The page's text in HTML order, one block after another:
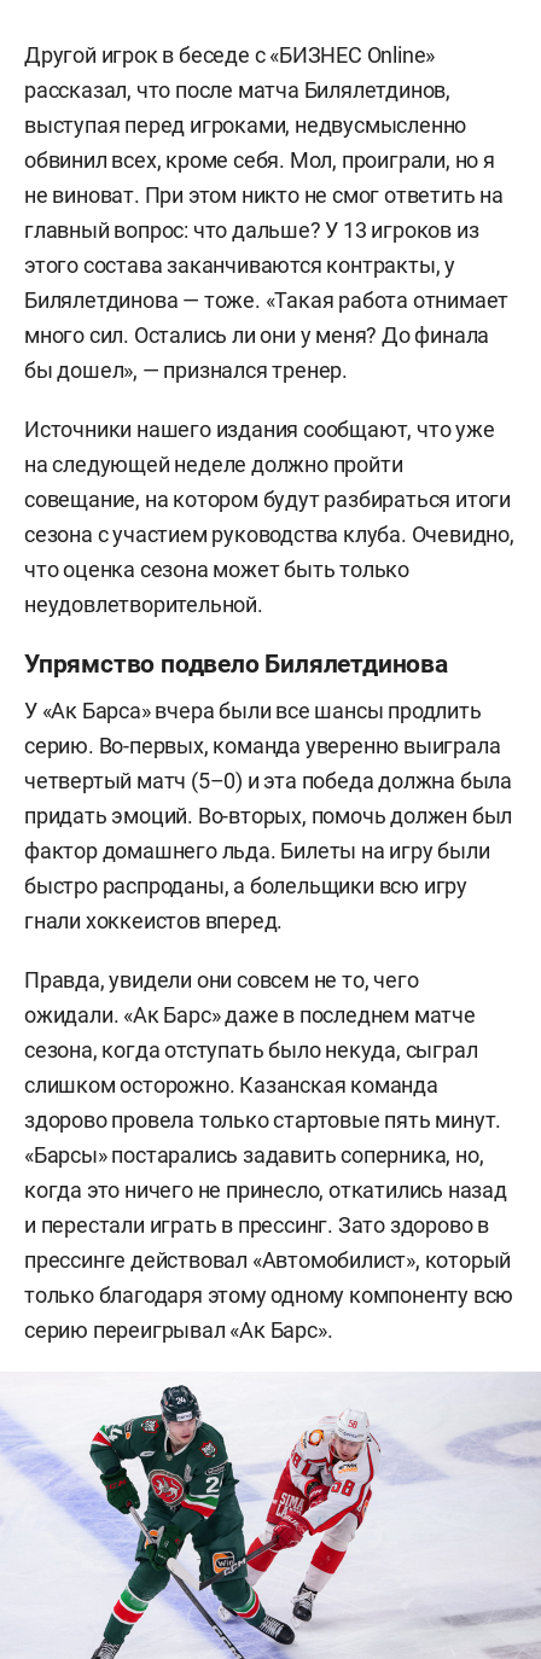
Другой игрок в беседе с «БИЗНЕС Online»
рассказал, что после матча Билялетдинов,
выступая перед игроками, недвусмысленно
обвинил всех, кроме себя. Мол, проиграли, но я
не виноват. При этом никто не смог ответить на
главный вопрос: что дальше? У 13 игроков из
этого состава заканчиваются контракты, у
Билялетдинова — тоже. «Такая работа отнимает
много сил. Остались ли они у меня? До финала
бы дошел», — признался тренер.
Источники нашего издания сообщают, что уже
на следующей неделе должно пройти
совещание, на котором будут разбираться итоги
сезона с участием руководства клуба. Очевидно,
что оценка сезона может быть только
неудовлетворительной.
Упрямство подвело Билялетдинова
У «Ак Барса» вчера были все шансы продлить
серию. Во-первых, команда уверенно выиграла
четвертый матч (5–0) и эта победа должна была
придать эмоций. Во-вторых, помочь должен был
фактор домашнего льда. Билеты на игру были
быстро распроданы, а болельщики всю игру
гнали хоккеистов вперед.
Правда, увидели они совсем не то, чего
ожидали. «Ак Барс» даже в последнем матче
сезона, когда отступать было некуда, сыграл
слишком осторожно. Казанская команда
здорово провела только стартовые пять минут.
«Барсы» постарались задавить соперника, но,
когда это ничего не принесло, откатились назад
и перестали играть в прессинг. Зато здорово в
прессинге действовал «Автомобилист», который
только благодаря этому одному компоненту всю
серию переигрывал «Ак Барс».